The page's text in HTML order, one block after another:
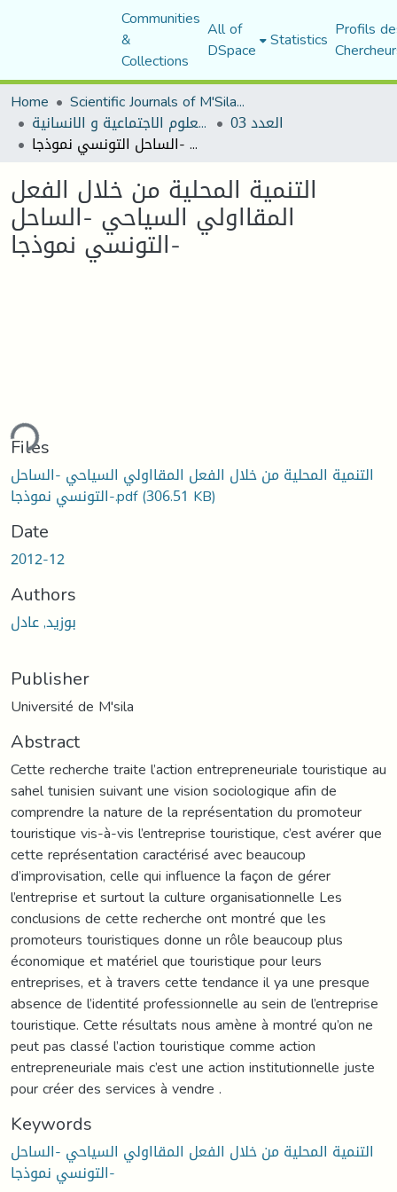
Communities
&
Collections
All of
DSpace Statistics Profils
Home
Scientific Journals of M'Sila University
مجلة العلوم الاجتماعية و الانسانية العدد 03
التنمية المحلية من خلال الفعل المقااولي السياحي -الساحل التونسي نموذجا-
التنمية المحلية من خلال الفعل
المقااولي السياحي -الساحل
التونسي نموذجا-
Files
التنمية المحلية من خلال الفعل المقااولي السياحي -الساحل
التونسي نموذجا-.pdf(306.51 KB)
Date
2012-12
Authors
بوزيد, عادل
Publisher
Université de M'sila
Abstract
Cette recherche traite l’action entrepreneuriale touristique au
sahel tunisien suivant une vision sociologique afin de
comprendre la nature de la représentation du promoteur
touristique vis-à-vis l’entreprise touristique, c’est avérer que
cette représentation caractérisé avec beaucoup
d’improvisation, celle qui influence la façon de gérer
l’entreprise et surtout la culture organisationnelle Les
conclusions de cette recherche ont montré que les
promoteurs touristiques donne un rôle beaucoup plus
économique et matériel que touristique pour leurs
entreprises, et à travers cette tendance il ya une presque
absence de l’identité professionnelle au sein de l’entreprise
touristique. Cette résultats nous amène à montré qu’on ne
peut pas classé l’action touristique comme action
entrepreneuriale mais c’est une action institutionnelle juste
pour créer des services à vendre .
Keywords
التنمية المحلية من خلال الفعل المقااولي السياحي -الساحل
التونسي نموذجا-